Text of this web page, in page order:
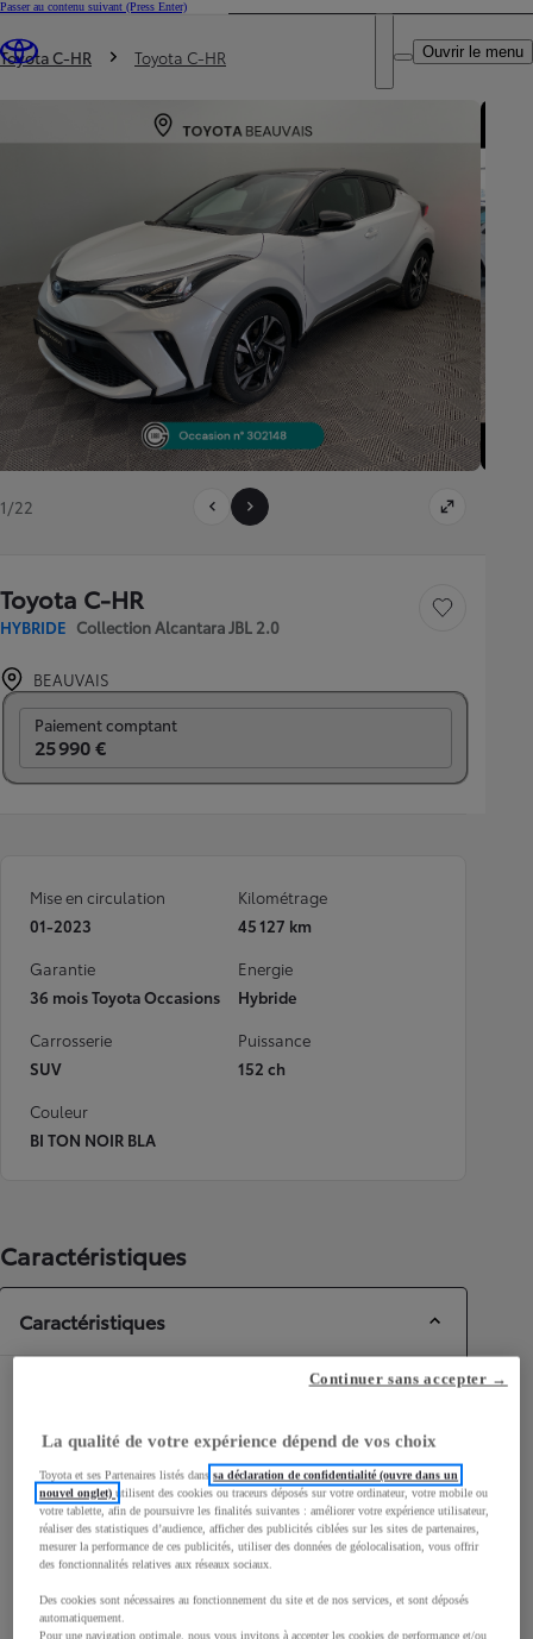
Passer au contenu suivant (Press Enter)
Trouvez un partenaire Toyota
DEALER NAME
Ouvrir le menu
Vous êtes ici
Toyota C-HR Toyota C-HR
1/22
Toyota C-HR
HYBRIDE Collection Alcantara JBL 2.0
Sauvegarder le
BEAUVAIS
Paiement comptant
25 990 €
Mise en circulation
01-2023
Kilométrage
45 127 km
Garantie
36 mois Toyota Occasions
Energie
Hybride
Carrosserie
SUV
Puissance
152 ch
Couleur
BI TON NOIR BLA
Caractéristiques
Caractéristiques
Portes
5
5
mm
La qualité de votre expérience dépend de vos choix
Toyota et ses Partenaires listés danssa déclaration de confidentialité (ouvre dans un
nouvel onglet)utilisent des cookies ou traceurs déposés sur votre ordinateur, votre mobile ou
votre tablette, afin de poursuivre les finalités suivantes : améliorer votre expérience utilisateur,
réaliser des statistiques d’audience, afficher des publicités ciblées sur les sites de partenaires,
mesurer la performance de ces publicités, utiliser des données de géolocalisation, vous offrir
des fonctionnalités relatives aux réseaux sociaux.
Des cookies sont nécessaires au fonctionnement du site et de nos services, et sont déposés
automatiquement.
Pour une navigation optimale, nous vous invitons à accepter les cookies de performance et/ou
Continuer sans accepter →